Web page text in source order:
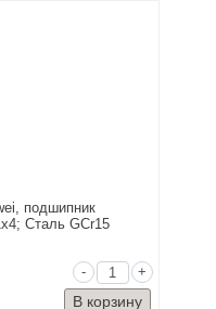
подшипник
Сталь GCr15
- +